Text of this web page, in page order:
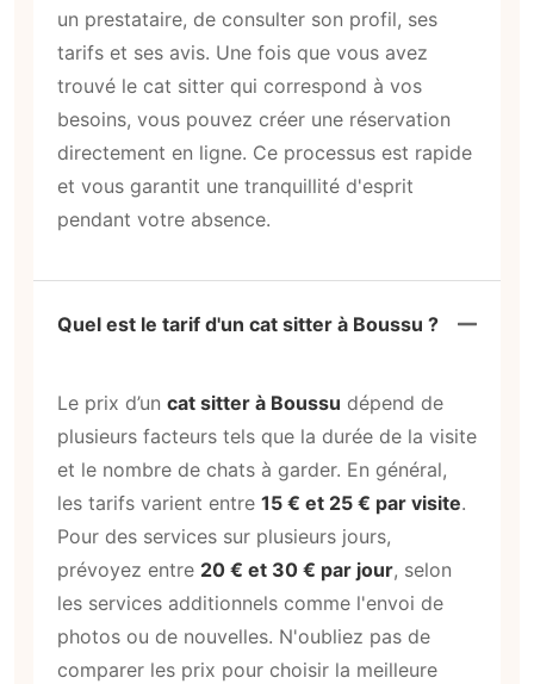
un prestataire, de consulter son profil, ses
tarifs et ses avis. Une fois que vous avez
trouvé le cat sitter qui correspond à vos
besoins, vous pouvez créer une réservation
directement en ligne. Ce processus est rapide
et vous garantit une tranquillité d'esprit
pendant votre absence.
Quel est le tarif d'un cat sitter à Boussu ?
Le prix d’un cat sitter à Boussu dépend de
plusieurs facteurs tels que la durée de la visite
et le nombre de chats à garder. En général,
les tarifs varient entre 15 € et 25 € par visite.
Pour des services sur plusieurs jours,
prévoyez entre 20 € et 30 € par jour, selon
les services additionnels comme l'envoi de
photos ou de nouvelles. N'oubliez pas de
comparer les prix pour choisir la meilleure